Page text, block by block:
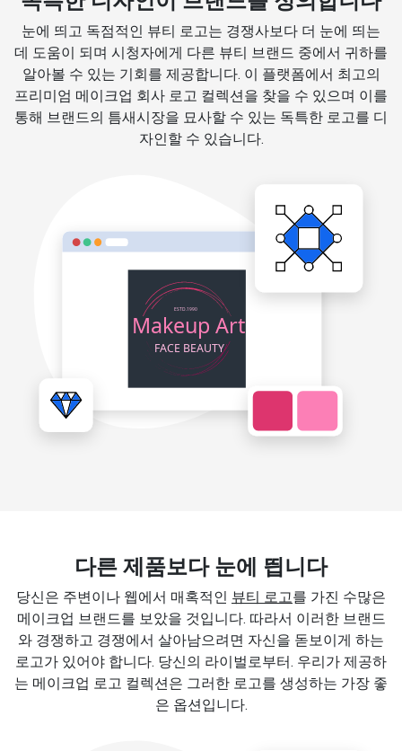
눈에 띄고 독점적인 뷰티 로고는 경쟁사보다 더 눈에 띄는
데 도움이 되며 시청자에게 다른 뷰티 브랜드 중에서 귀하를
알아볼 수 있는 기회를 제공합니다. 이 플랫폼에서 최고의
프리미엄 메이크업 회사 로고 컬렉션을 찾을 수 있으며 이를
통해 브랜드의 틈새시장을 묘사할 수 있는 독특한 로고를 디
자인할 수 있습니다.
다른 제품보다 눈에 띕니다
당신은 주변이나 웹에서 매혹적인 뷰티 로고를 가진 수많은
메이크업 브랜드를 보았을 것입니다. 따라서 이러한 브랜드
와 경쟁하고 경쟁에서 살아남으려면 자신을 돋보이게 하는
로고가 있어야 합니다. 당신의 라이벌로부터. 우리가 제공하
는 메이크업 로고 컬렉션은 그러한 로고를 생성하는 가장 좋
은 옵션입니다.